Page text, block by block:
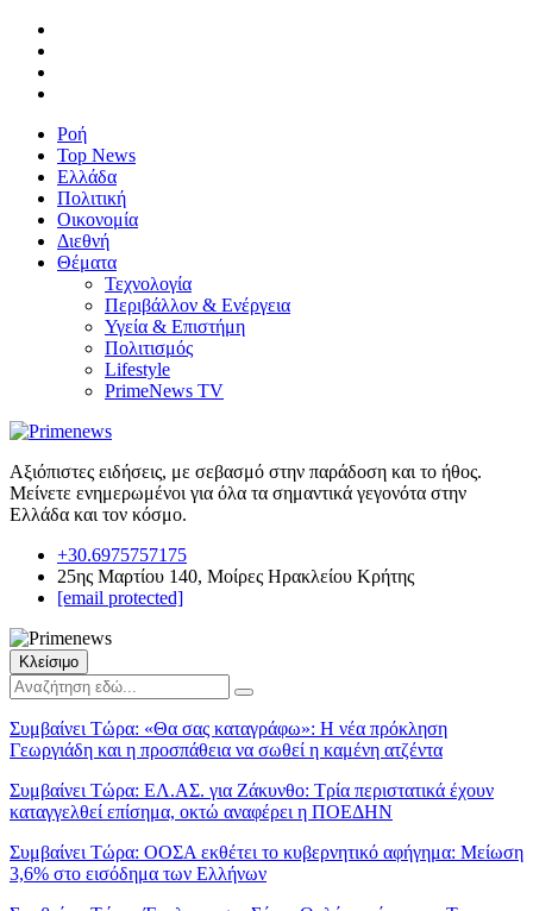
Ροή
Top News
Ελλάδα
Πολιτική
Οικονομία
Διεθνή
Θέματα
Τεχνολογία
Περιβάλλον & Ενέργεια
Υγεία & Επιστήμη
Πολιτισμός
Lifestyle
PrimeNews TV
Αξιόπιστες ειδήσεις, με σεβασμό στην παράδοση και το ήθος.
Μείνετε ενημερωμένοι για όλα τα σημαντικά γεγονότα στην
Ελλάδα και τον κόσμο.
+30.6975757175
25ης Μαρτίου 140, Μοίρες Ηρακλείου Κρήτης
[email protected]
Κλείσιμο
Συμβαίνει Τώρα: «Θα σας καταγράφω»: Η νέα πρόκληση
Γεωργιάδη και η προσπάθεια να σωθεί η καμένη ατζέντα
Συμβαίνει Τώρα: ΕΛ.ΑΣ. για Ζάκυνθο: Τρία περιστατικά έχουν
καταγγελθεί επίσημα, οκτώ αναφέρει η ΠΟΕΔΗΝ
Συμβαίνει Τώρα: ΟΟΣΑ εκθέτει το κυβερνητικό αφήγημα: Μείωση
3,6% στο εισόδημα των Ελλήνων